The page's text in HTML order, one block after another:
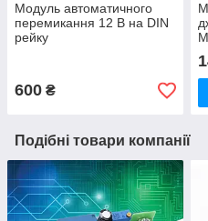
Модуль автоматичного
перемикання 12 В на DIN
рейку
600 ₴
Подібні товари компанії